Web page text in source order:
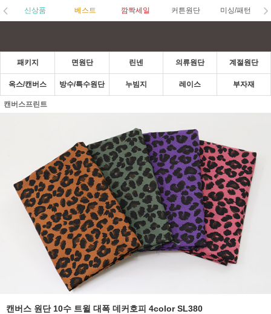
신상품 베스트 깜짝세일 커튼원단 미싱/패턴
패키지 면원단 린넨 의류원단 계절원단
옥스/캔버스 방수/특수원단 누빔지 레이스 부자재
캔버스프린트
캔버스 원단 10수 트윌 대폭 데커호피 4color SL380